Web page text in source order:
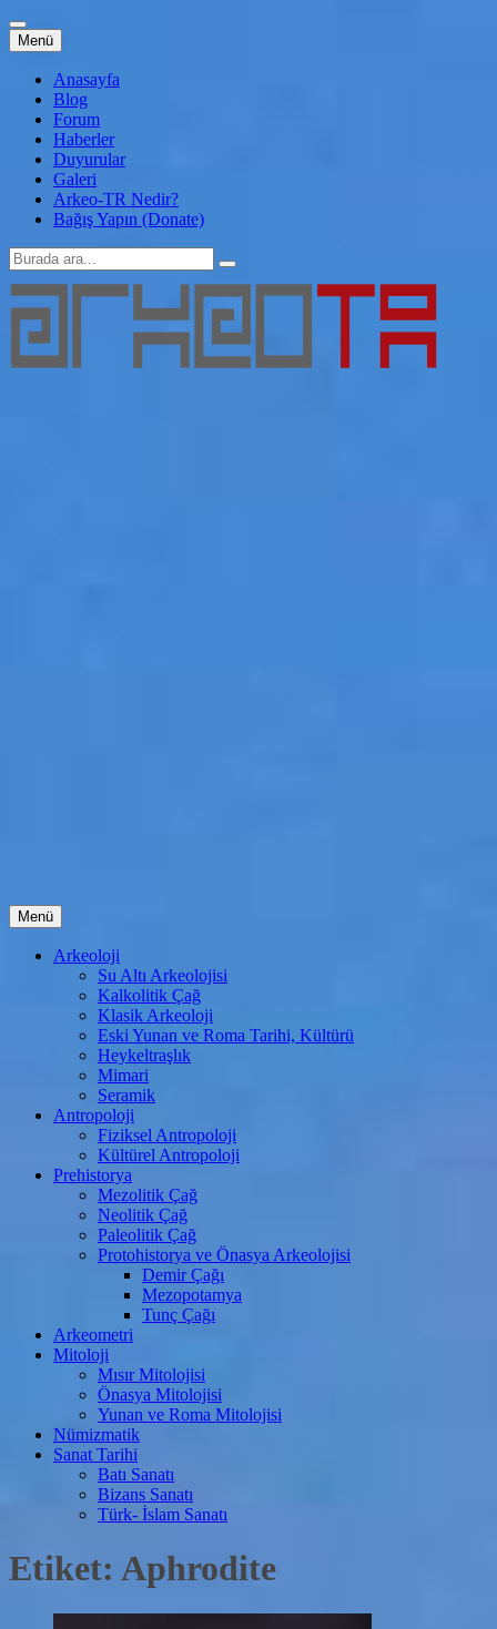
Menü İçeriğe
atla
Anasayfa
Blog
Forum
Haberler
Duyurular
Galeri
Arkeo-TR Nedir?
Bağış Yapın (Donate)
Arama:
Menü İçeriğe
atla
Arkeoloji
Su Altı Arkeolojisi
Kalkolitik Çağ
Klasik Arkeoloji
Eski Yunan ve Roma Tarihi, Kültürü
Heykeltraşlık
Mimari
Seramik
Antropoloji
Fiziksel Antropoloji
Kültürel Antropoloji
Prehistorya
Mezolitik Çağ
Neolitik Çağ
Paleolitik Çağ
Protohistorya ve Önasya Arkeolojisi
Demir Çağı
Mezopotamya
Tunç Çağı
Arkeometri
Mitoloji
Mısır Mitolojisi
Önasya Mitolojisi
Yunan ve Roma Mitolojisi
Nümizmatik
Sanat Tarihi
Batı Sanatı
Bizans Sanatı
Türk- İslam Sanatı
Etiket: Aphrodite